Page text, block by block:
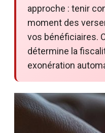
approche : tenir
moment des
vos bénéficiaires.
détermine la
exonération